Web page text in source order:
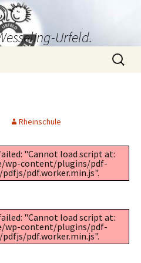
Urfeld.
Suchen
nach:
Rheinschule
"Cannot load script at:
wp-content/plugins/pdf-
pdf.worker.min.js".
"Cannot load script at:
wp-content/plugins/pdf-
pdf.worker.min.js".